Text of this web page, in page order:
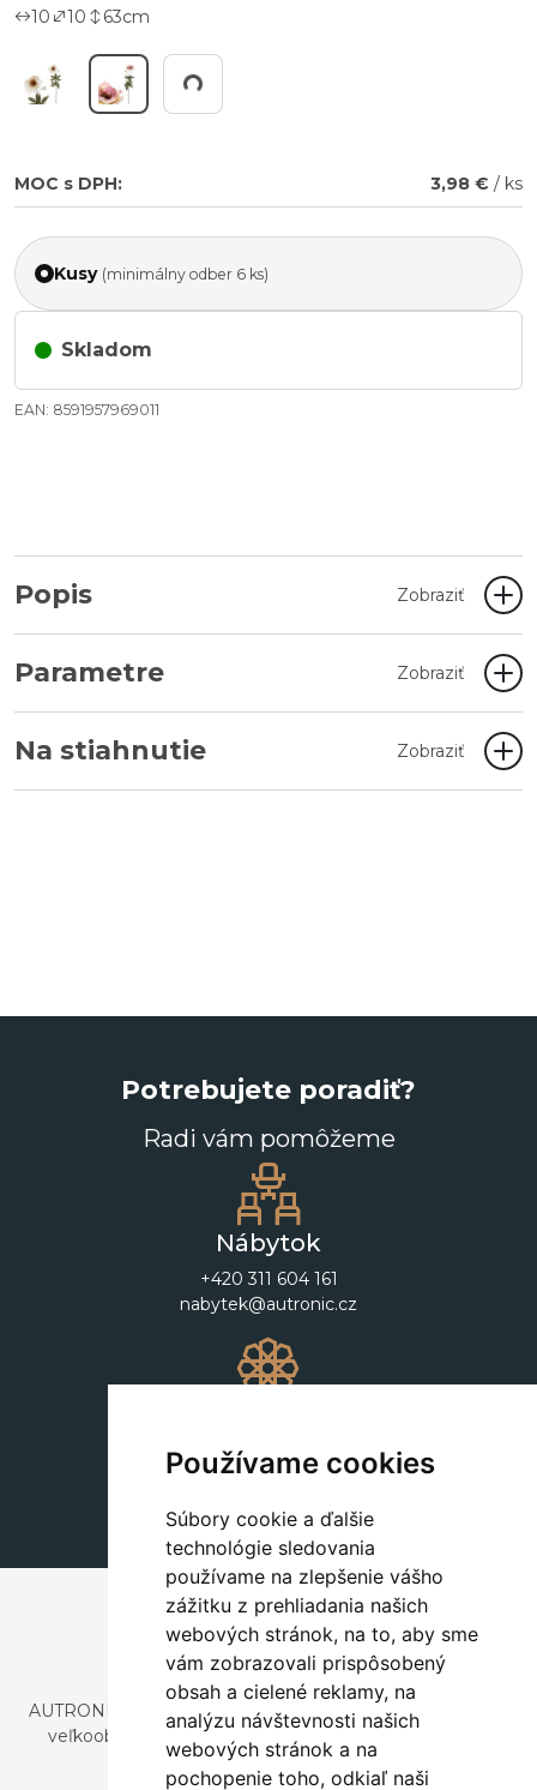
Používame cookies
Súbory cookie a ďalšie
technológie sledovania
používame na zlepšenie vášho
zážitku z prehliadania našich
webových stránok, na to, aby sme
vám zobrazovali prispôsobený
obsah a cielené reklamy, na
analýzu návštevnosti našich
webových stránok a na
pochopenie toho, odkiaľ naši
10 10 63cm
Working...
MOC s DPH: 3,98 € / ks
Kusy (minimálny odber 6 ks)
Skladom
EAN: 8591957969011
Popis Zobraziť
Parametre Zobraziť
Na stiahnutie Zobraziť
Potrebujete poradiť?
Radi vám pomôžeme
Nábytok
+420 311 604 161
nabytek@autronic.cz
+420 311 604 182
dekorace@autronic.cz
AUTRONIC, s.r.o. je spoločnosť zaoberajúca sa dovozom a
veľkoobchodným predajom dizajnového aj štýlového
nábytku a dekorácií.